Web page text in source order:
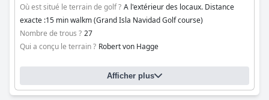
Où est situé le terrain de golf ? A l'extérieur des locaux. Distance
exacte :15 min walkm (Grand Isla Navidad Golf course)
Nombre de trous ? 27
Qui a conçu le terrain ? Robert von Hagge
Afficher plus